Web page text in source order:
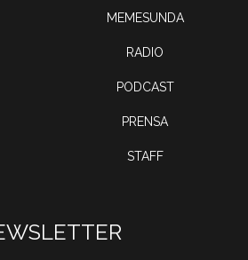
MEMESUNDA
RADIO
PODCAST
PRENSA
STAFF